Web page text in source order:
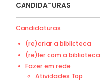
CANDIDATURAS
Candidaturas
(re)criar a biblioteca
(re)ler com a biblioteca
Fazer em rede
Atividades Top